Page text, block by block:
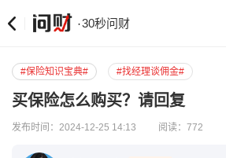
·30秒问财
#保险知识宝典# #找经理谈佣金#
买保险怎么购买？请回复
发布时间：2024-12-25 14:13 阅读：772